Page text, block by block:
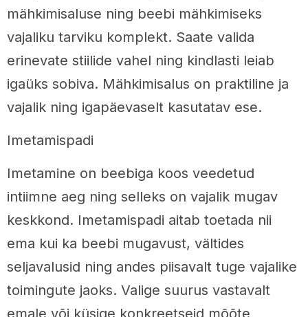
mähkimisaluse ning beebi mähkimiseks
vajaliku tarviku komplekt. Saate valida
erinevate stiilide vahel ning kindlasti leiab
igaüks sobiva. Mähkimisalus on praktiline ja
vajalik ning igapäevaselt kasutatav ese.
Imetamispadi
Imetamine on beebiga koos veedetud
intiimne aeg ning selleks on vajalik mugav
keskkond. Imetamispadi aitab toetada nii
ema kui ka beebi mugavust, vältides
seljavalusid ning andes piisavalt tuge vajalike
toimingute jaoks. Valige suurus vastavalt